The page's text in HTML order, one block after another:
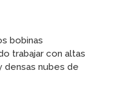
bobinas
trabajar con altas
densas nubes de